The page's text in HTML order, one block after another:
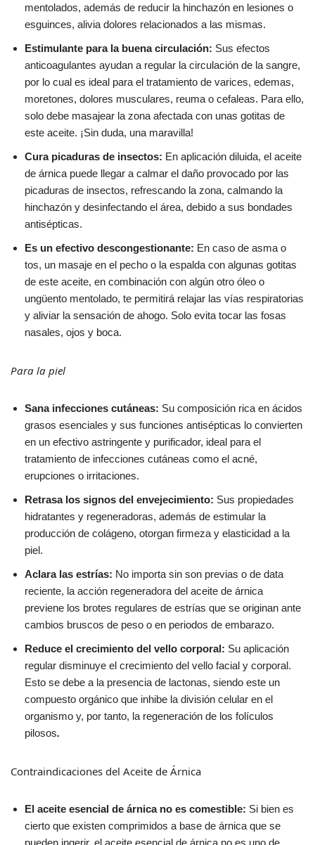
mentolados, además de reducir la hinchazón en lesiones o
esguinces, alivia dolores relacionados a las mismas.
Estimulante para la buena circulación: Sus efectos
anticoagulantes ayudan a regular la circulación de la sangre,
por lo cual es ideal para el tratamiento de varices, edemas,
moretones, dolores musculares, reuma o cefaleas. Para ello,
solo debe masajear la zona afectada con unas gotitas de
este aceite. ¡Sin duda, una maravilla!
Cura picaduras de insectos: En aplicación diluida, el aceite
de árnica puede llegar a calmar el daño provocado por las
picaduras de insectos, refrescando la zona, calmando la
hinchazón y desinfectando el área, debido a sus bondades
antisépticas.
Es un efectivo descongestionante: En caso de asma o
tos, un masaje en el pecho o la espalda con algunas gotitas
de este aceite, en combinación con algún otro óleo o
ungüento mentolado, te permitirá relajar las vías respiratorias
y aliviar la sensación de ahogo. Solo evita tocar las fosas
nasales, ojos y boca.
Para la piel
Sana infecciones cutáneas: Su composición rica en ácidos
grasos esenciales y sus funciones antisépticas lo convierten
en un efectivo astringente y purificador, ideal para el
tratamiento de infecciones cutáneas como el acné,
erupciones o irritaciones.
Retrasa los signos del envejecimiento: Sus propiedades
hidratantes y regeneradoras, además de estimular la
producción de colágeno, otorgan firmeza y elasticidad a la
piel.
Aclara las estrías: No importa sin son previas o de data
reciente, la acción regeneradora del aceite de árnica
previene los brotes regulares de estrías que se originan ante
cambios bruscos de peso o en periodos de embarazo.
Reduce el crecimiento del vello corporal: Su aplicación
regular disminuye el crecimiento del vello facial y corporal.
Esto se debe a la presencia de lactonas, siendo este un
compuesto orgánico que inhibe la división celular en el
organismo y, por tanto, la regeneración de los folículos
pilosos.
Contraindicaciones del Aceite de Árnica
El aceite esencial de árnica no es comestible: Si bien es
cierto que existen comprimidos a base de árnica que se
pueden ingerir, el aceite esencial de árnica no es uno de